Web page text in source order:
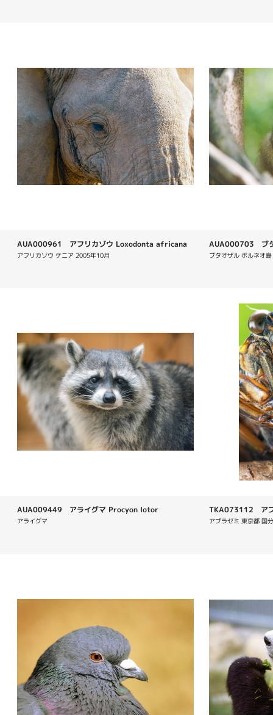
AUA000961 アフリカゾウ Loxodonta africana
アフリカゾウ ケニア 2005年10月
AUA000703 ブ
ブタオザル ボルネオ
AUA009449 アライグマ Procyon lotor
アライグマ
TKA073112 ア
nigrofuscata
アブラゼミ 東京都 国